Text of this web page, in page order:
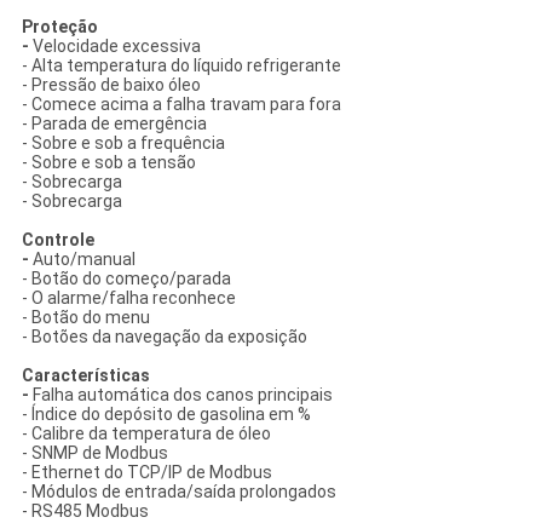
Proteção
- Velocidade excessiva
- Alta temperatura do líquido refrigerante
- Pressão de baixo óleo
- Comece acima a falha travam para fora
- Parada de emergência
- Sobre e sob a frequência
- Sobre e sob a tensão
- Sobrecarga
- Sobrecarga
Controle
- Auto/manual
- Botão do começo/parada
- O alarme/falha reconhece
- Botão do menu
- Botões da navegação da exposição
Características
- Falha automática dos canos principais
- Índice do depósito de gasolina em %
- Calibre da temperatura de óleo
- SNMP de Modbus
- Ethernet do TCP/IP de Modbus
- Módulos de entrada/saída prolongados
- RS485 Modbus